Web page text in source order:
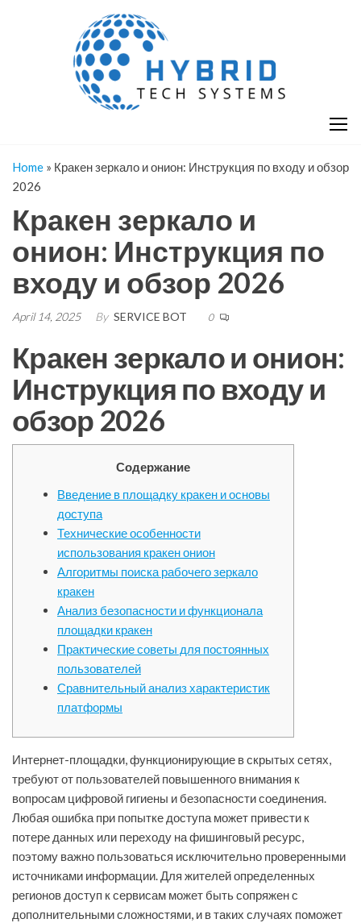
Home » Кракен зеркало и онион: Инструкция по входу и обзор
2026
Кракен зеркало и
онион: Инструкция по
входу и обзор 2026
April 14, 2025 By SERVICE BOT 0
Кракен зеркало и онион:
Инструкция по входу и
обзор 2026
Содержание
Введение в площадку кракен и основы
доступа
Технические особенности
использования кракен онион
Алгоритмы поиска рабочего зеркало
кракен
Анализ безопасности и функционала
площадки кракен
Практические советы для постоянных
пользователей
Сравнительный анализ характеристик
платформы
Интернет-площадки, функционирующие в скрытых сетях,
требуют от пользователей повышенного внимания к
вопросам цифровой гигиены и безопасности соединения.
Любая ошибка при попытке доступа может привести к
потере данных или переходу на фишинговый ресурс,
поэтому важно пользоваться исключительно проверенными
источниками информации. Для жителей определенных
регионов доступ к сервисам может быть сопряжен с
дополнительными сложностями, и в таких случаях поможет